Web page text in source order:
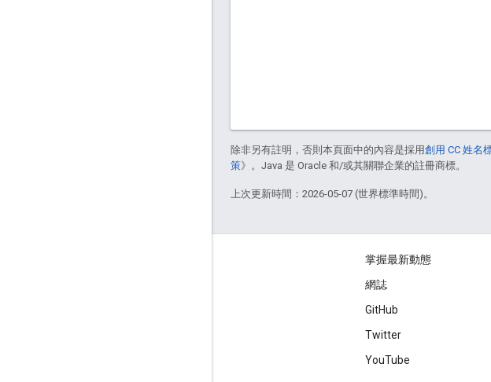
除非另有註明，否則本頁面中的內容是採用創用 CC 姓名
策》。Java 是 Oracle 和/或其關聯企業的註冊商標。
上次更新時間：2026-05-07 (世界標準時間)。
掌握最新動態
網誌
GitHub
Twitter
YouTube